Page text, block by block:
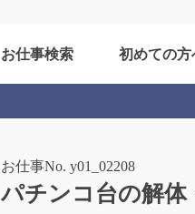
お仕事検索 初めての方
お仕事No. y01_02208
パチンコ台の解体